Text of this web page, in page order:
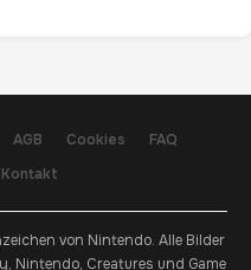
AGB Cookies
FAQ
Kontakt
von Nintendo. Alle Bilder
Nintendo, Creatures und Game